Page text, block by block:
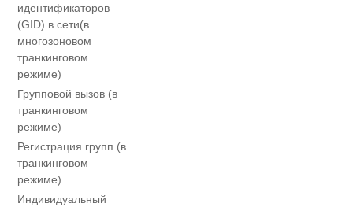
идентификаторов
(GID) в сети(в
многозоновом
транкинговом
режиме)
Групповой вызов (в
транкинговом
режиме)
Регистрация групп (в
транкинговом
режиме)
Индивидуальный